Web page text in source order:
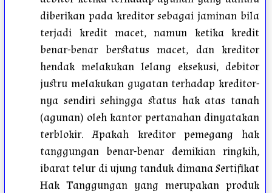
diberikan pada kreditor sebagai jaminan bila
terjadi kredit macet, namun ketika kredit
benar-benar berstatus macet, dan kreditor
hendak melakukan lelang eksekusi, debitor
justru melakukan gugatan terhadap kreditor-
nya sendiri sehingga status hak atas tanah
(agunan) oleh kantor pertanahan dinyatakan
terblokir. Apakah kreditor pemegang hak
tanggungan benar-benar demikian ringkih,
ibarat telur di ujung tanduk dimana Sertifikat
Hak Tanggungan yang merupakan produk